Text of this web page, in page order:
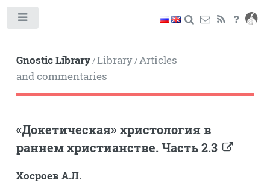
Gnostic Library/Library/Articles
and commentaries
«Докетическая» христология в
раннем христианстве. Часть 2.3
Хосроев А.Л.